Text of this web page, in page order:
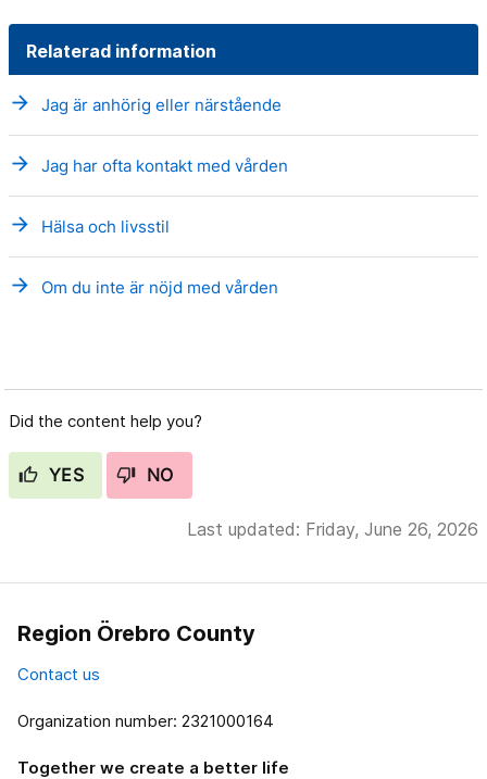
Relaterad information
arrow_forward Jag är anhörig eller närstående
arrow_forward Jag har ofta kontakt med vården
arrow_forward Hälsa och livsstil
arrow_forward Om du inte är nöjd med vården
Did the content help you?
YES NO
Last updated: Friday, June 26, 2026
Region Örebro County
Contact us
Organization number: 2321000164
Together we create a better life